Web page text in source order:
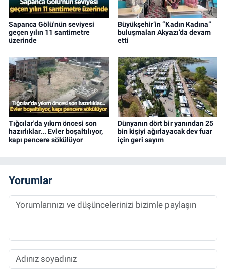
Sapanca Gölü'nün seviyesi
geçen yılın 11 santimetre
üzerinde
Büyükşehir’in “Kadın Kadına”
buluşmaları Akyazı’da devam
etti
Tığcılar'da yıkım öncesi son
hazırlıklar... Evler boşaltılıyor,
kapı pencere sökülüyor
Dünyanın dört bir yanından 25
bin kişiyi ağırlayacak dev fuar
için geri sayım
Yorumlar